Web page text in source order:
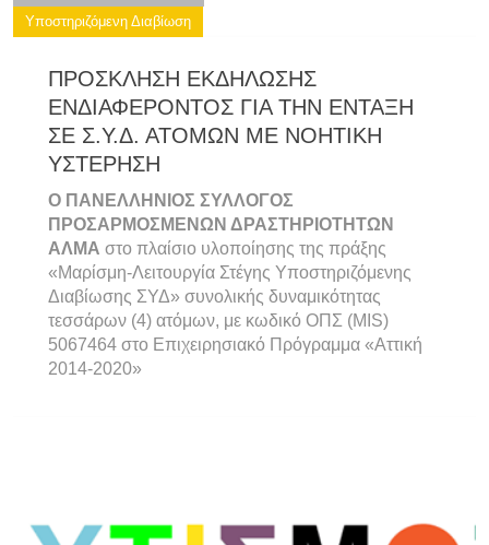
Υποστηριζόμενη Διαβίωση
ΠΡΟΣΚΛΗΣΗ ΕΚΔΗΛΩΣΗΣ
ΕΝΔΙΑΦΕΡΟΝΤΟΣ ΓΙΑ ΤΗΝ ΕΝΤΑΞΗ
ΣΕ Σ.Υ.Δ. ΑΤΟΜΩΝ ΜΕ ΝΟΗΤΙΚΗ
ΥΣΤΕΡΗΣΗ
Ο ΠΑΝΕΛΛΗΝΙΟΣ ΣΥΛΛΟΓΟΣ
ΠΡΟΣΑΡΜΟΣΜΕΝΩΝ ΔΡΑΣΤΗΡΙΟΤΗΤΩΝ
ΑΛΜΑ στο πλαίσιο υλοποίησης της πράξης
«Μαρίσμη-Λειτουργία Στέγης Υποστηριζόμενης
Διαβίωσης ΣΥΔ» συνολικής δυναμικότητας
τεσσάρων (4) ατόμων, με κωδικό ΟΠΣ (MIS)
5067464 στο Επιχειρησιακό Πρόγραμμα «Αττική
2014-2020»